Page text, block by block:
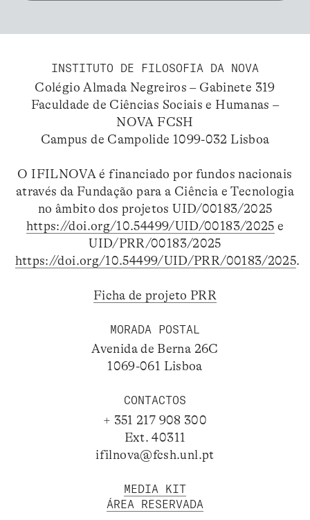
INSTITUTO DE FILOSOFIA DA NOVA
Colégio Almada Negreiros – Gabinete 319
Faculdade de Ciências Sociais e Humanas –
NOVA FCSH
Campus de Campolide 1099-032 Lisboa
O IFILNOVA é financiado por fundos nacionais
através da Fundação para a Ciência e Tecnologia
no âmbito dos projetos UID/00183/2025
https://doi.org/10.54499/UID/00183/2025 e
UID/PRR/00183/2025
https://doi.org/10.54499/UID/PRR/00183/2025.
Ficha de projeto PRR
MORADA POSTAL
Avenida de Berna 26C
1069-061 Lisboa
CONTACTOS
+ 351 217 908 300
Ext. 40311
ifilnova@fcsh.unl.pt
MEDIA KIT
ÁREA RESERVADA